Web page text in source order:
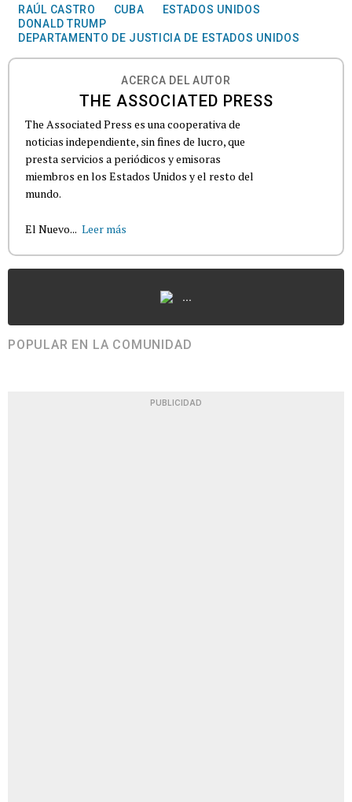
RAÚL CASTRO CUBA
ESTADOS UNIDOS
DONALD TRUMP
DEPARTAMENTO DE JUSTICIA DE ESTADOS UNIDOS
ACERCA DEL AUTOR
THE ASSOCIATED PRESS
The Associated Press es una cooperativa de
noticias independiente, sin fines de lucro, que
presta servicios a periódicos y emisoras
miembros en los Estados Unidos y el resto del
mundo.
El Nuevo... Leer más
...
POPULAR EN LA COMUNIDAD
PUBLICIDAD